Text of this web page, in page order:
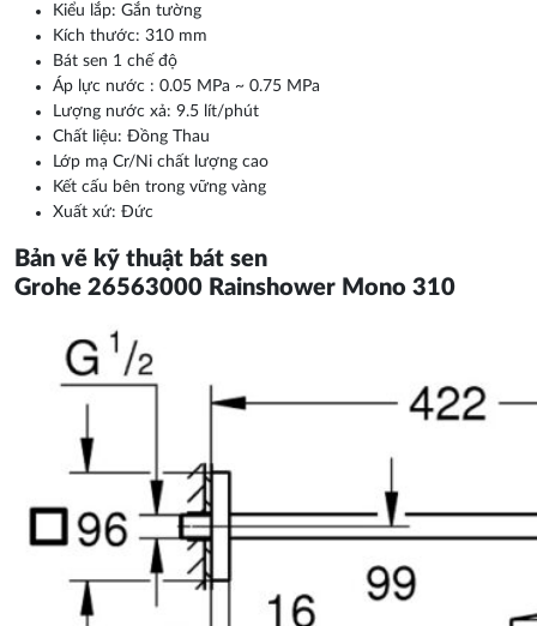
Kiểu lắp: Gắn tường
Kích thước: 310 mm
Bát sen 1 chế độ
Áp lực nước : 0.05 MPa ~ 0.75 MPa
Lượng nước xả: 9.5 lít/phút
Chất liệu: Đồng Thau
Lớp mạ Cr/Ni chất lượng cao
Kết cấu bên trong vững vàng
Xuất xứ: Đức
Bản vẽ kỹ thuật bát sen
Grohe 26563000 Rainshower Mono 310